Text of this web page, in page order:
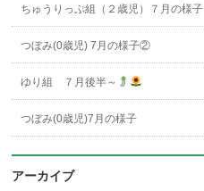
ちゅうりっぷ組（２歳児）７月の様子
つぼみ(0歳児) 7月の様子②
ゆり組 ７月後半～
つぼみ(0歳児)7月の様子
アーカイブ